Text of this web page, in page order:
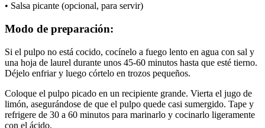
• Salsa picante (opcional, para servir)
Modo de preparación:
Si el pulpo no está cocido, cocínelo a fuego lento en agua con sal y
una hoja de laurel durante unos 45-60 minutos hasta que esté tierno.
Déjelo enfriar y luego córtelo en trozos pequeños.
Coloque el pulpo picado en un recipiente grande. Vierta el jugo de
limón, asegurándose de que el pulpo quede casi sumergido. Tape y
refrigere de 30 a 60 minutos para marinarlo y cocinarlo ligeramente
con el ácido.